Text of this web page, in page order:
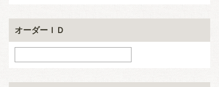
オーダーＩＤ